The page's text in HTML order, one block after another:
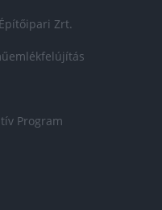
Zrt.
Program